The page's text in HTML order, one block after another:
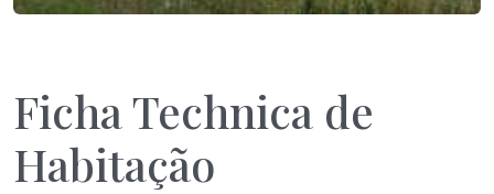
Ficha Technica de
Habitação